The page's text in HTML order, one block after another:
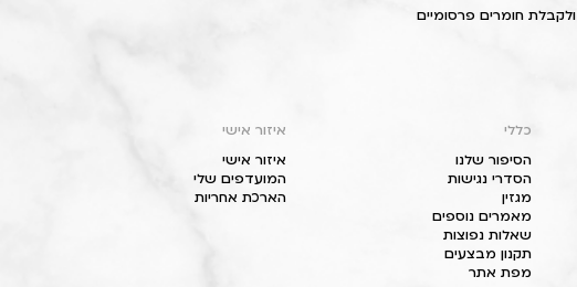
ולקבלת חומרים פרסומיים
כללי
הסיפור שלנו
הסדרי נגישות
מגזין
מאמרים נוספים
שאלות נפוצות
תקנון מבצעים
מפת אתר
איזור אישי
איזור אישי
המועדפים שלי
הארכת אחריות